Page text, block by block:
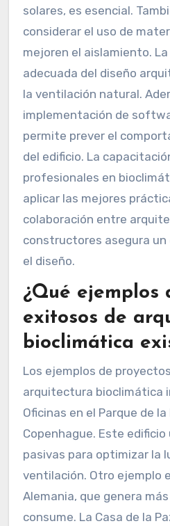
solares, es esencial.
considerar el uso de
mejoren el aislamiento.
adecuada del diseño
la ventilación natural.
implementación de
permite prever el
del edificio. La
profesionales en
aplicar las mejores
colaboración entre
constructores asegura
el diseño.
¿Qué ejemplos
exitosos de
bioclimática
Los ejemplos de
arquitectura bioclimática
Oficinas en el Parque de
Copenhague. Este
pasivas para optimizar la
ventilación. Otro ejemplo
Alemania, que genera
consume. La Casa de la